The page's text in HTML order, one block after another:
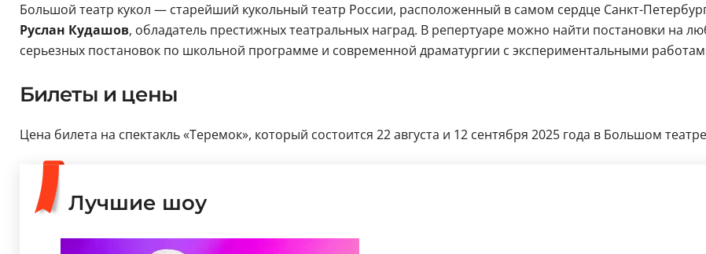
Большой театр кукол — старейший кукольный театр России, расположенный в самом сердце Санкт-
Руслан Кудашов, обладатель престижных театральных наград. В репертуаре можно найти постановки на
серьезных постановок по школьной программе и современной драматургии с экспериментальными
Билеты и цены
Цена билета на спектакль «Теремок», который состоится 22 августа и 12 сентября 2025 года в Большом
Лучшие шоу